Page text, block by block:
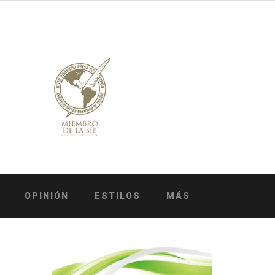
OPINIÓN ESTILOS MÁS